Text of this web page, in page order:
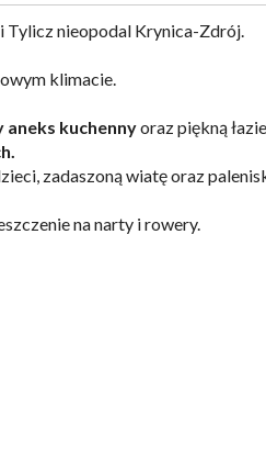
Tylicz nieopodal Krynica-Zdrój.
klimacie.
aneks kuchennyoraz piękną
zadaszoną wiatę oraz
na narty i rowery.